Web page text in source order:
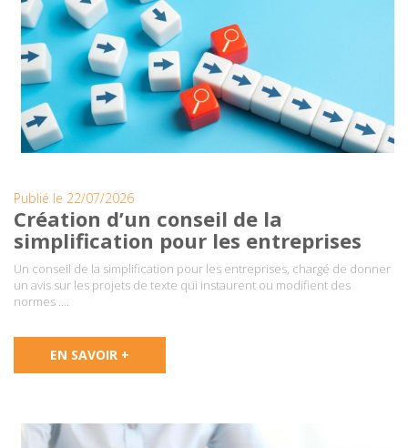
Publié le 22/07/2026
Création d’un conseil de la
simplification pour les entreprises
Un conseil de la simplification pour les entreprises, chargé de donner
un avis sur les projets de texte qui instaurent ou modifient des
normes ….
EN SAVOIR +